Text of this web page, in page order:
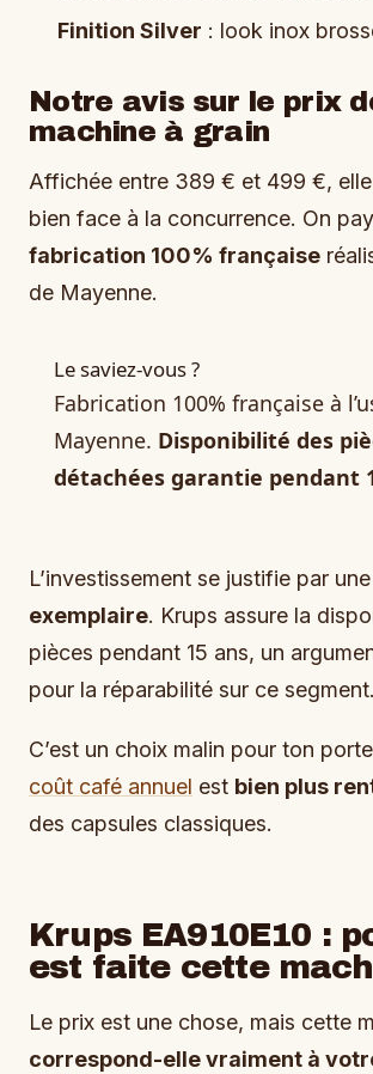
Finition Silver : look inox
Notre avis sur le prix
machine à grain
Affichée entre 389 € et 499 €,
bien face à la concurrence. On
fabrication 100% française
de Mayenne.
Le saviez-vous ?
Fabrication 100% française à
Mayenne. Disponibilité des
détachées garantie pendant
L’investissement se justifie par une
exemplaire. Krups assure la
pièces pendant 15 ans, un
pour la réparabilité sur ce segment.
C’est un choix malin pour ton
coût café annuel est bien plus
des capsules classiques.
Krups EA910E10 :
est faite cette
Le prix est une chose, mais cette
correspond-elle vraiment à